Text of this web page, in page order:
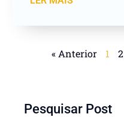
« Anterior 1 2
Pesquisar Post